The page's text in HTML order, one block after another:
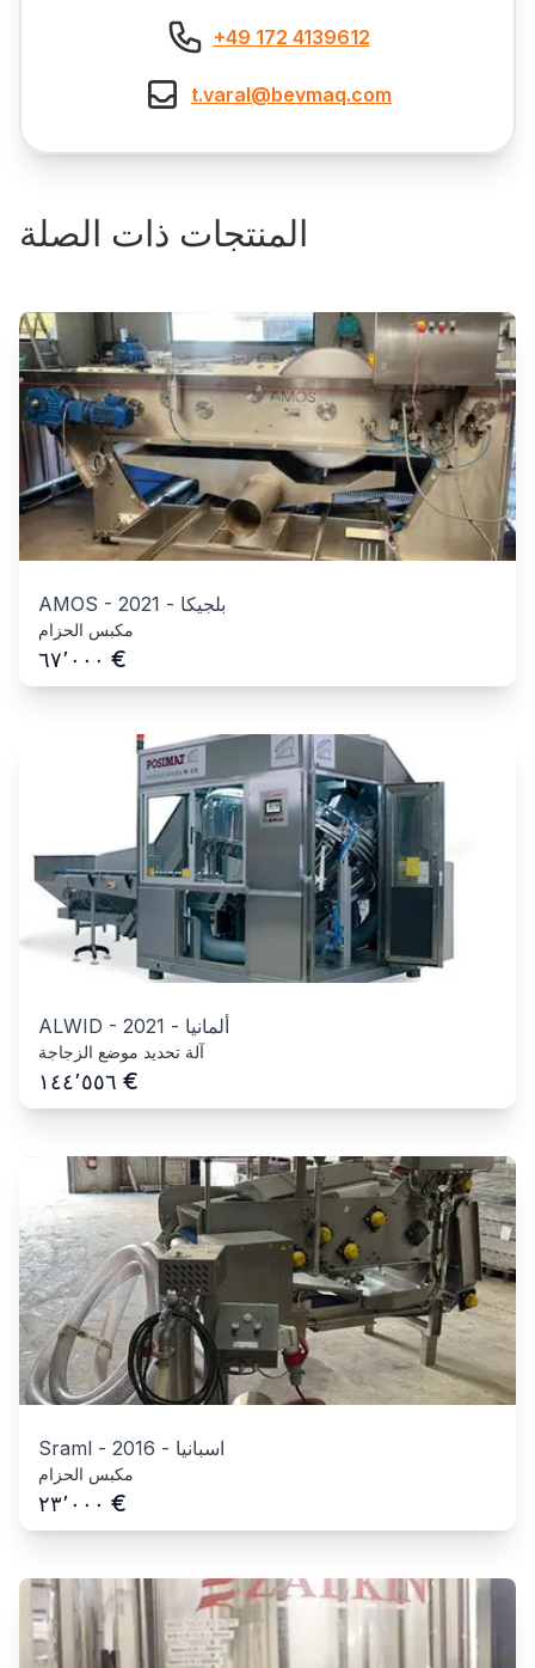
+49 172 4139612
t.varal@bevmaq.com
المنتجات ذات الصلة
AMOS - 2021 - بلجيكا
مكبس الحزام
٦٧٬٠٠٠ €
ALWID - 2021 - ألمانيا
آلة تحديد موضع الزجاجة
١٤٤٬٥٥٦ €
Sraml - 2016 - اسبانيا
مكبس الحزام
٢٣٬٠٠٠ €